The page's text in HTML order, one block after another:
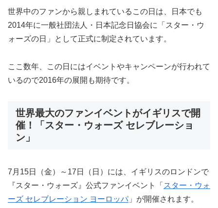
世界中のファンから親しまれているこの日は、日本でも
2014年に一般社団法人・日本記念日協会に「スター・ウ
ォーズの日」として正式に制定されています。
ここ数年、この日にはイベントやキャンペーンが行われて
いるので2016年の展開も期待です。
世界最大のファンイベントがイギリスで開
催！「スター・ウォーズ セレブレーショ
ン」
7月15日（金）～17日（日）には、イギリスのロンドンで
『スター・ウォーズ』公式ファンイベント「 スター・ウォ
ーズ セレブレーション ヨーロッパ」が開催されます。